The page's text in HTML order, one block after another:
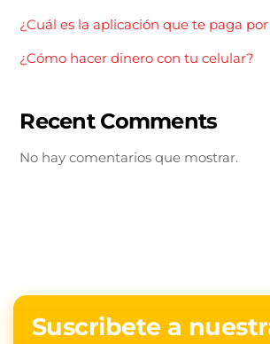
¿Cuál es la aplicación que te paga
¿Cómo hacer dinero con tu celular?
Recent Comments
No hay comentarios que mostrar.
Suscribete a